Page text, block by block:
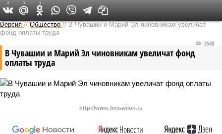
Версия в Чувашии
Версия //Общество //В Чувашии и Марий Эл чиновникам увеличат
фонд оплаты труда
В Чувашии и Марий Эл чиновникам увеличат фонд
оплаты труда
2548
http://www.finvavilon.ru
0 0 0